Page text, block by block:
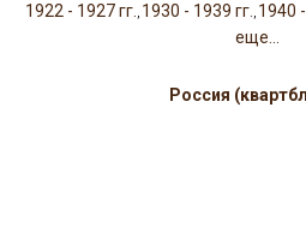
1922 - 1927 гг., 1930 - 1939 гг., 1940
еще...
Россия